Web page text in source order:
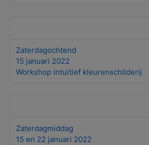
Zaterdagochtend
15 januari 2022
Workshop intuïtief kleurenschilderij
Zaterdagmiddag
15 en 22 januari 2022